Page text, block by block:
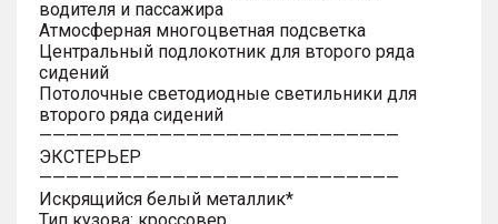
водителя и пассажира
Атмосферная многоцветная подсветка
Центральный подлокотник для второго ряда
сидений
Потолочные светодиодные светильники для
второго ряда сидений
———————————————————————————
ЭКСТЕРЬЕР
———————————————————————————
Искрящийся белый металлик*
Тип кузова: кроссовер